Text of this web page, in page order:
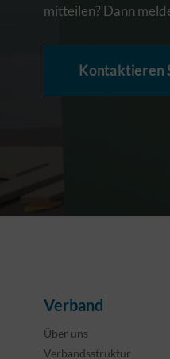
mitteilen? Dann
Kontaktieren
Verband
Über uns
Verbandsstruktur